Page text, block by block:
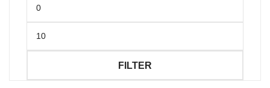
Preis
Preis
FILTER